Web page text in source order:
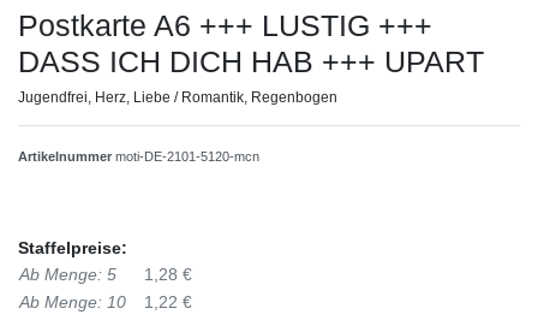
Postkarte A6 +++ LUSTIG +++
DASS ICH DICH HAB +++ UPART
Jugendfrei, Herz, Liebe / Romantik, Regenbogen
Artikelnummer moti-DE-2101-5120-mcn
Staffelpreise:
Ab Menge: 5
1,28 €
Ab Menge: 10
1,22 €